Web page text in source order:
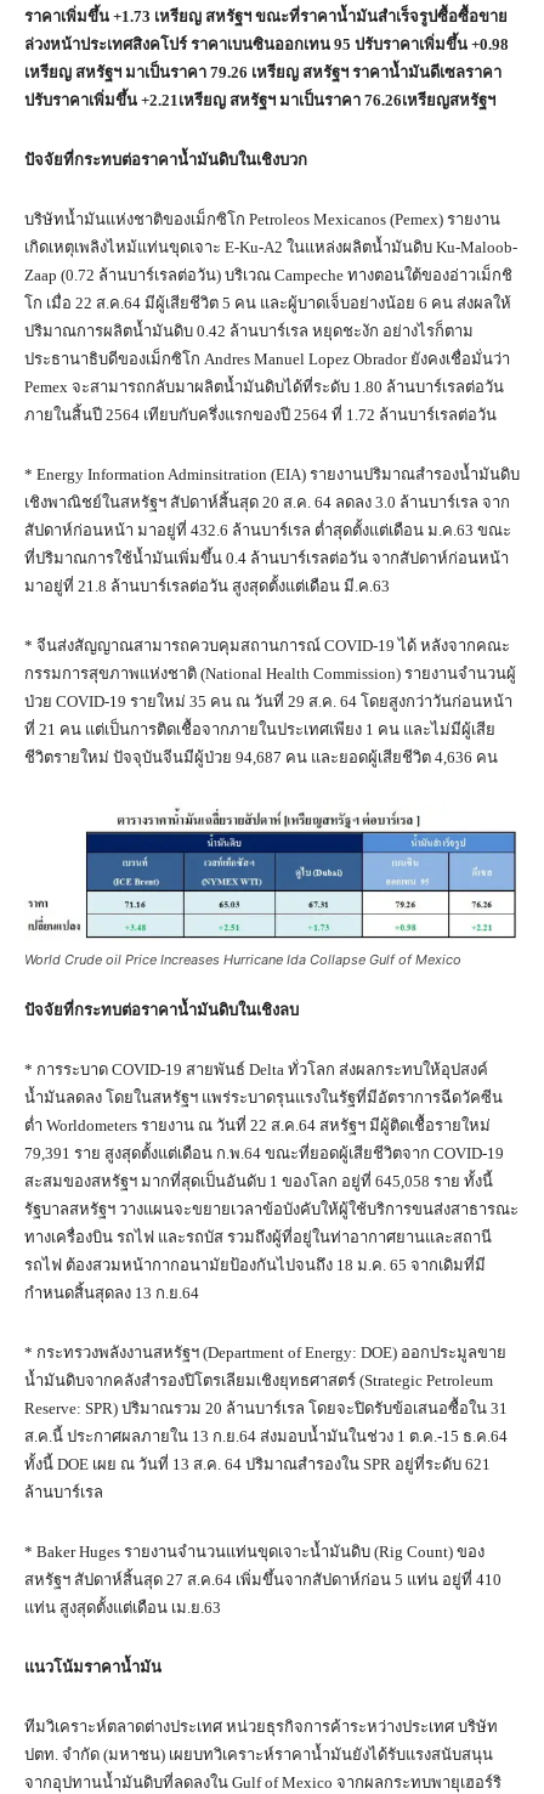
ราคาเพิ่มขึ้น +1.73 เหรียญ สหรัฐฯ ขณะที่ราคาน้ำมันสำเร็จรูปซื้อซื้อขาย
ล่วงหน้าประเทศสิงคโปร์ ราคาเบนซินออกเทน 95 ปรับราคาเพิ่มขึ้น +0.98
เหรียญ สหรัฐฯ มาเป็นราคา 79.26 เหรียญ สหรัฐฯ ราคาน้ำมันดีเซลราคา
ปรับราคาเพิ่มขึ้น +2.21เหรียญ สหรัฐฯ มาเป็นราคา 76.26เหรียญสหรัฐฯ
ปัจจัยที่กระทบต่อราคาน้ำมันดิบในเชิงบวก
บริษัทน้ำมันแห่งชาติของเม็กซิโก Petroleos Mexicanos (Pemex) รายงาน
เกิดเหตุเพลิงไหม้แท่นขุดเจาะ E-Ku-A2 ในแหล่งผลิตน้ำมันดิบ Ku-Maloob-
Zaap (0.72 ล้านบาร์เรลต่อวัน) บริเวณ Campeche ทางตอนใต้ของอ่าวเม็กชิ
โก เมื่อ 22 ส.ค.64 มีผู้เสียชีวิต 5 คน และผู้บาดเจ็บอย่างน้อย 6 คน ส่งผลให้
ปริมาณการผลิตน้ำมันดิบ 0.42 ล้านบาร์เรล หยุดชะงัก อย่างไรก็ตาม
ประธานาธิบดีของเม็กซิโก Andres Manuel Lopez Obrador ยังคงเชื่อมั่นว่า
Pemex จะสามารถกลับมาผลิตน้ำมันดิบได้ที่ระดับ 1.80 ล้านบาร์เรลต่อวัน
ภายในสิ้นปี 2564 เทียบกับครึ่งแรกของปี 2564 ที่ 1.72 ล้านบาร์เรลต่อวัน
* Energy Information Adminsitration (EIA) รายงานปริมาณสำรองน้ำมันดิบ
เชิงพาณิชย์ในสหรัฐฯ สัปดาห์สิ้นสุด 20 ส.ค. 64 ลดลง 3.0 ล้านบาร์เรล จาก
สัปดาห์ก่อนหน้า มาอยู่ที่ 432.6 ล้านบาร์เรล ต่ำสุดตั้งแต่เดือน ม.ค.63 ขณะ
ที่ปริมาณการใช้น้ำมันเพิ่มขึ้น 0.4 ล้านบาร์เรลต่อวัน จากสัปดาห์ก่อนหน้า
มาอยู่ที่ 21.8 ล้านบาร์เรลต่อวัน สูงสุดตั้งแต่เดือน มี.ค.63
* จีนส่งสัญญาณสามารถควบคุมสถานการณ์ COVID-19 ได้ หลังจากคณะ
กรรมการสุขภาพแห่งชาติ (National Health Commission) รายงานจำนวนผู้
ป่วย COVID-19 รายใหม่ 35 คน ณ วันที่ 29 ส.ค. 64 โดยสูงกว่าวันก่อนหน้า
ที่ 21 คน แต่เป็นการติดเชื้อจากภายในประเทศเพียง 1 คน และไม่มีผู้เสีย
ชีวิตรายใหม่ ปัจจุบันจีนมีผู้ป่วย 94,687 คน และยอดผู้เสียชีวิต 4,636 คน
World Crude oil Price Increases Hurricane Ida Collapse Gulf of Mexico
ปัจจัยที่กระทบต่อราคาน้ำมันดิบในเชิงลบ
* การระบาด COVID-19 สายพันธ์ Delta ทั่วโลก ส่งผลกระทบให้อุปสงค์
น้ำมันลดลง โดยในสหรัฐฯ แพร่ระบาดรุนแรงในรัฐที่มีอัตราการฉีดวัคซีน
ต่ำ Worldometers รายงาน ณ วันที่ 22 ส.ค.64 สหรัฐฯ มีผู้ติดเชื้อรายใหม่
79,391 ราย สูงสุดตั้งแต่เดือน ก.พ.64 ขณะที่ยอดผู้เสียชีวิตจาก COVID-19
สะสมของสหรัฐฯ มากที่สุดเป็นอันดับ 1 ของโลก อยู่ที่ 645,058 ราย ทั้งนี้
รัฐบาลสหรัฐฯ วางแผนจะขยายเวลาข้อบังคับให้ผู้ใช้บริการขนส่งสาธารณะ
ทางเครื่องบิน รถไฟ และรถบัส รวมถึงผู้ที่อยู่ในท่าอากาศยานและสถานี
รถไฟ ต้องสวมหน้ากากอนามัยป้องกันไปจนถึง 18 ม.ค. 65 จากเดิมที่มี
กำหนดสิ้นสุดลง 13 ก.ย.64
* กระทรวงพลังงานสหรัฐฯ (Department of Energy: DOE) ออกประมูลขาย
น้ำมันดิบจากคลังสำรองปิโตรเลียมเชิงยุทธศาสตร์ (Strategic Petroleum
Reserve: SPR) ปริมาณรวม 20 ล้านบาร์เรล โดยจะปิดรับข้อเสนอซื้อใน 31
ส.ค.นี้ ประกาศผลภายใน 13 ก.ย.64 ส่งมอบน้ำมันในช่วง 1 ต.ค.-15 ธ.ค.64
ทั้งนี้ DOE เผย ณ วันที่ 13 ส.ค. 64 ปริมาณสำรองใน SPR อยู่ที่ระดับ 621
ล้านบาร์เรล
* Baker Huges รายงานจำนวนแท่นขุดเจาะน้ำมันดิบ (Rig Count) ของ
สหรัฐฯ สัปดาห์สิ้นสุด 27 ส.ค.64 เพิ่มขึ้นจากสัปดาห์ก่อน 5 แท่น อยู่ที่ 410
แท่น สูงสุดตั้งแต่เดือน เม.ย.63
แนวโน้มราคาน้ำมัน
ทีมวิเคราะห์ตลาดต่างประเทศ หน่วยธุรกิจการค้าระหว่างประเทศ บริษัท
ปตท. จำกัด (มหาชน) เผยบทวิเคราะห์ราคาน้ำมันยังได้รับแรงสนับสนุน
จากอุปทานน้ำมันดิบที่ลดลงใน Gulf of Mexico จากผลกระทบพายุเฮอร์ริ